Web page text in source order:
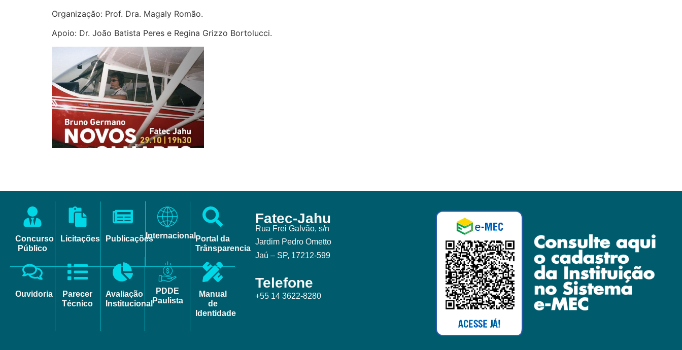
Organização: Prof. Dra. Magaly Romão.
Apoio: Dr. João Batista Peres e Regina Grizzo Bortolucci.
Concurso
Público
Licitações PublicaçõesInternacionalPortal da
Trânsparencia
Ouvidoria
Parecer
Técnico
Avaliação
Institucional
PDDE
Paulista
Manual
de
Identidade
Fatec-Jahu
Rua Frei Galvão, s/n
Jardim Pedro Ometto
Jaú – SP, 17212-599
Telefone
+55 14 3622-8280